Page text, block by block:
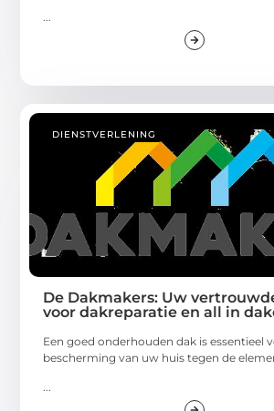
DIENSTVERLENING
De Dakmakers: Uw
voor dakreparatie en all in
Een goed onderhouden dak is essentieel
bescherming van uw huis tegen de
...